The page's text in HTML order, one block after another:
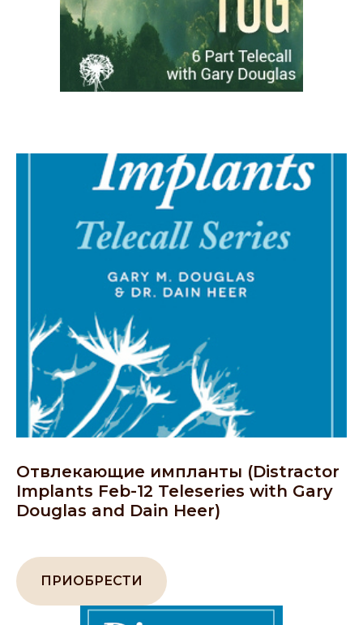
Отвлекающие импланты (Distractor
Implants Feb-12 Teleseries with Gary
Douglas and Dain Heer)
ПРИОБРЕСТИ